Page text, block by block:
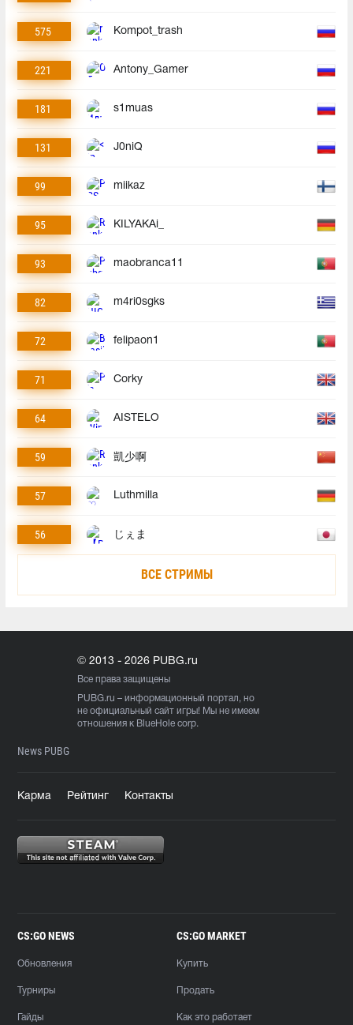
575 Kompot_trash
221 Antony_Gamer
181 s1muas
131 J0niQ
99 miikaz
95 KILYAKAi_
93 maobranca11
82 m4ri0sgks
72 felipaon1
71 Corky
64 AISTELO
59 凱少啊
57 Luthmilla
56 じぇま
ВСЕ СТРИМЫ
© 2013 - 2026 PUBG.ru
Все права защищены
PUBG.ru – информационный портал, но
не официальный сайт игры! Мы не имеем
отношения к BlueHole corp.
News PUBG
Карма Рейтинг Контакты
CS:GO NEWS
Обновления
Турниры
Гайды
CS:GO MARKET
Купить
Продать
Как это работает